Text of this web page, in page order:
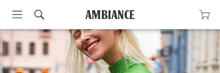
Skip
to
content